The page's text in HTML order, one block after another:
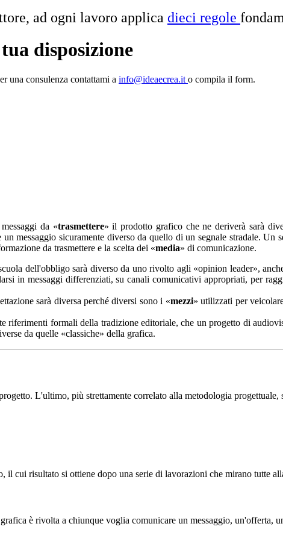
ad ogni lavoro applica dieci regole
disposizione
una consulenza contattami a info@ideaecrea.it o compila il form.
da «trasmettere» il prodotto grafico che ne deriverà sarà
messaggio sicuramente diverso da quello di un segnale stradale.
da trasmettere e la scelta dei «media» di comunicazione.
dell'obbligo sarà diverso da uno rivolto agli «opinion leader»,
in messaggi differenziati, su canali comunicativi appropriati, per
sarà diversa perché diversi sono i «mezzi» utilizzati per
riferimenti formali della tradizione editoriale, che un progetto di
da quelle «classiche» della grafica.
L'ultimo, più strettamente correlato alla metodologia
il cui risultato si ottiene dopo una serie di lavorazioni che mirano tutte
è rivolta a chiunque voglia comunicare un messaggio, un'offerta,